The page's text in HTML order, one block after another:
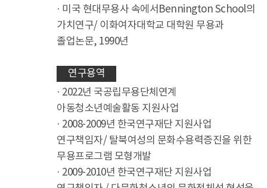
· 미국 현대무용사 속에서Bennington School의
가치연구/ 이화여자대학교 대학원 무용과
졸업논문, 1990년
연구용역
· 2022년 국공립무용단체연계
아동청소년예술활동 지원사업
· 2008-2009년 한국연구재단 지원사업
연구책임자/ 탈북여성의 문화수용력증진을 위한
무용프로그램 모형개발
· 2009-2010년 한국연구재단 지원사업